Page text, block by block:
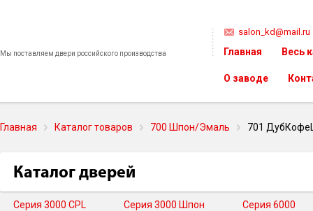
Мы поставляем двери российского производства
salon_kd@mail.ru
Главная Весь
О заводе
Главная Каталог товаров 700 Шпон/Эмаль 701
Каталог дверей
Серия 3000 CPL Серия 3000 Шпон Серия 6000